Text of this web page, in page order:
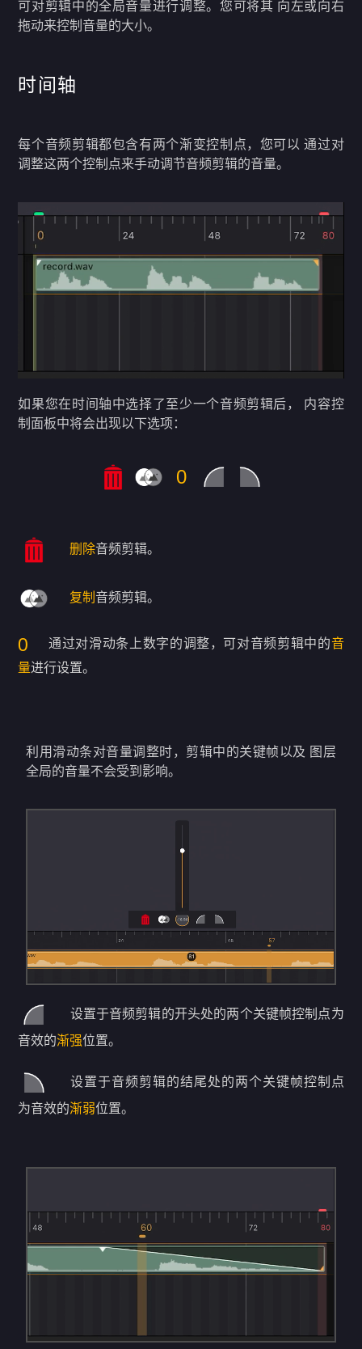
可对剪辑中的全局音量进行调整。您可将其 向左或向右
拖动来控制音量的大小。
时间轴
每个音频剪辑都包含有两个渐变控制点，您可以 通过对
调整这两个控制点来手动调节音频剪辑的音量。
如果您在时间轴中选择了至少一个音频剪辑后， 内容控
制面板中将会出现以下选项：
0
删除音频剪辑。
复制 音频剪辑。
0 通过对滑动条上数字的调整，可对音频剪辑中的音
量进行设置。
利用滑动条对音量调整时，剪辑中的关键帧以及 图层
全局的音量不会受到影响。
设置于音频剪辑的开头处的两个关键帧控制点为
音效的渐强位置。
设置于音频剪辑的结尾处的两个关键帧控制点
为音效的渐弱位置。